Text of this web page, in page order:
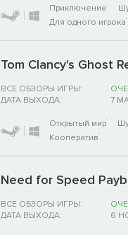
Приключение
Для одного игрока
Tom Clancy's Ghost
ВСЕ ОБЗОРЫ ИГРЫ:
ДАТА ВЫХОДА:
7
Открытый мир
Кооператив
Need for Speed
ВСЕ ОБЗОРЫ ИГРЫ:
ДАТА ВЫХОДА:
6